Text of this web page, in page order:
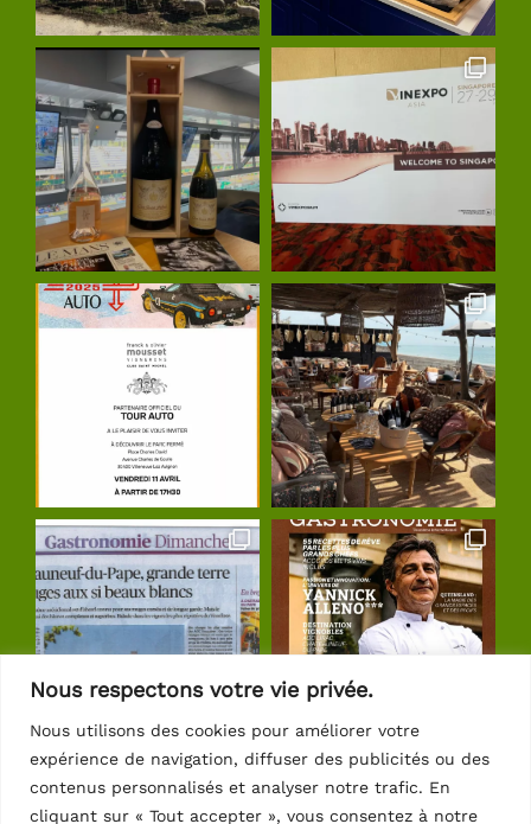
Nous respectons votre vie privée.
Nous utilisons des cookies pour améliorer votre
expérience de navigation, diffuser des publicités ou des
contenus personnalisés et analyser notre trafic. En
cliquant sur « Tout accepter », vous consentez à notre
Suivre sur Instagram